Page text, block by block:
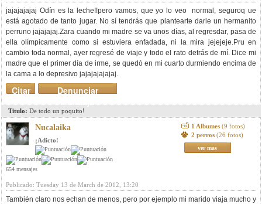
jajajajajaj Odín es la leche!!pero vamos, que yo lo veo normal, seguroq ue
está agotado de tanto jugar. No sí tendrás que plantearte darle un hermanito
perruno jajajajaj.Zara cuando mi madre se va unos días, al regresdar, pasa de
ella olímpicamente como si estuviera enfadada, ni la mira jejejeje.Pru en
cambio toda normal, ayer regresé de viaje y todo el rato detrás de mí. Dice mi
madre que el primer día de irme, se quedó en mi cuarto durmiendo encima de
la cama a lo depresivo jajajajajajaj.
Denunciar
mensaje
Citar
Titulo: De todo un poquito!
Nucalaika
¡Adicto!
654 mensajes
1 Albumes (9 fotos)
2 perros (26 fotos)
ver mas
Publicado: Tuesday 13 de March de 2012, 13:20
También claro nos echan de menos, pero por ejemplo mi marido viaja mucho y